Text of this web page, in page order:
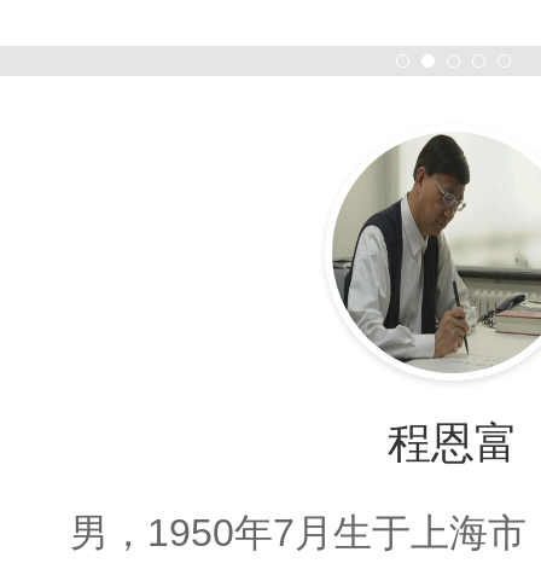
程恩富
男，1950年7月生于上海